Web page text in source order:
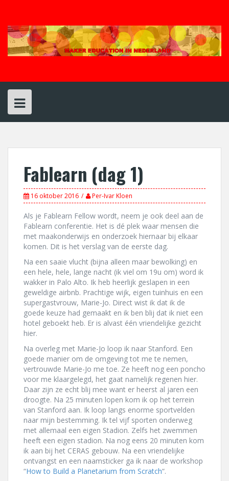
inhoud
Fablearn (dag 1)
16 oktober 2016 Per-Ivar Kloen
Als je Fablearn Fellow wordt, neem je ook deel aan de
Fablearn conferentie. Het is dé plek waar mensen die
met maakonderwijs en onderzoek hiernaar bij elkaar
komen. Dit is het verslag van de eerste dag.
Na een saaie vlucht (bijna alleen maar bewolking) en
een hele, hele, lange nacht (ik viel om 19u om) word ik
wakker in Palo Alto. Ik heb heerlijk geslapen in een
geweldige airbnb. Prachtige wijk, eigen tuinhuis en een
supergastvrouw, Marie-Jo. Direct wist ik dat ik de
goede keuze had gemaakt en ik ben blij dat ik niet een
hotel geboekt heb. Er is alvast één vriendelijke gezicht
hier.
Na overleg met Marie-Jo loop ik naar Stanford. Een
goede manier om de omgeving tot me te nemen,
vertrouwde Marie-Jo me toe. Ze heeft nog een poncho
voor me klaargelegd, het gaat namelijk regenen hier.
Daar zijn ze echt blij mee want er heerst al jaren een
droogte. Na 25 minuten lopen kom ik op het terrein
van Stanford aan. Ik loop langs enorme sportvelden
naar mijn bestemming. Ik tel vijf sporten onderweg
met allemaal een eigen Stadion. Zelfs het zwemmen
heeft een eigen stadion. Na nog eens 20 minuten kom
ik aan bij het CERAS gebouw. Na een vriendelijke
ontvangst en een naamsticker ga ik naar de workshop
“How to Build a Planetarium from Scratch“.